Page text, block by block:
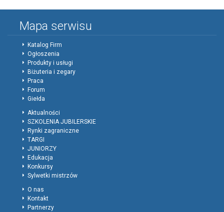
Mapa serwisu
Katalog Firm
Ogłoszenia
Produkty i usługi
Biżuteria i zegary
Praca
Forum
Giełda
Aktualności
SZKOLENIA JUBILERSKIE
Rynki zagraniczne
TARGI
JUNIORZY
Edukacja
Konkursy
Sylwetki mistrzów
O nas
Kontakt
Partnerzy